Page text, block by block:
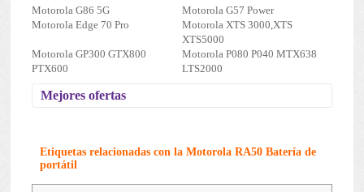
Motorola G86 5G
Motorola G57 Power
Motorola Edge 70 Pro
Motorola XTS 3000,XTS
XTS5000
Motorola GP300 GTX800
PTX600
Motorola P080 P040 MTX638
LTS2000
Mejores ofertas
Etiquetas relacionadas con la Motorola RA50 Batería de
portátil